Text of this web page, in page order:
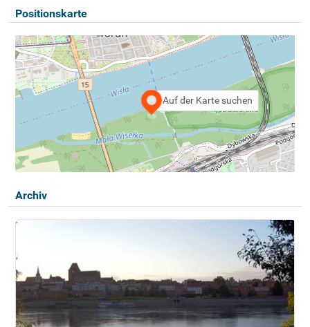
Positionskarte
Auf der Karte suchen
Archiv